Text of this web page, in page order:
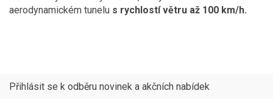
aerodynamickém tunelu s rychlostí větru až 100 km/h.
Přihlásit se k odběru novinek a akčních nabídek